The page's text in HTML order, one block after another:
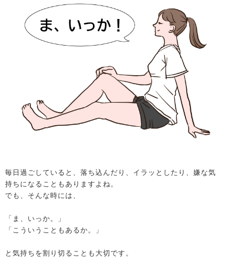
毎日過ごしていると、落ち込んだり、イラッとしたり、嫌な気
持ちになることもありますよね。
でも、そんな時には、
「ま、いっか。」
「こういうこともあるか。」
と気持ちを割り切ることも大切です。